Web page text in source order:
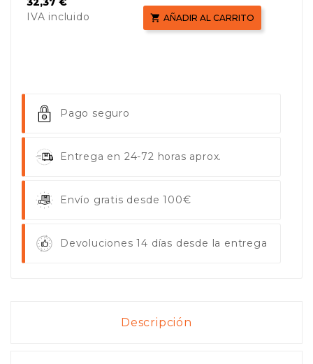
IVA incluido
 AÑADIR AL CARRITO
Pago seguro
Entrega en 24-72 horas aprox.
Envío gratis desde 100€
Devoluciones 14 días desde la entrega
Descripción